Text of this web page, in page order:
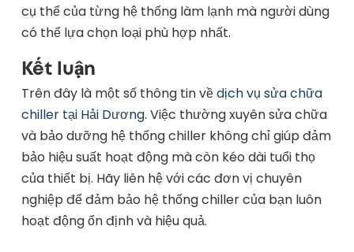
cụ thể của từng hệ thống làm lạnh mà người dùng
có thể lựa chọn loại phù hợp nhất.
Kết luận
Trên đây là một số thông tin vềdịch vụ sửa chữa
chiller tại Hải Dương. Việc thường xuyên sửa chữa
và bảo dưỡng hệ thống chiller không chỉ giúp đảm
bảo hiệu suất hoạt động mà còn kéo dài tuổi thọ
của thiết bị. Hãy liên hệ với các đơn vị chuyên
nghiệp để đảm bảo hệ thống chiller của bạn luôn
hoạt động ổn định và hiệu quả.